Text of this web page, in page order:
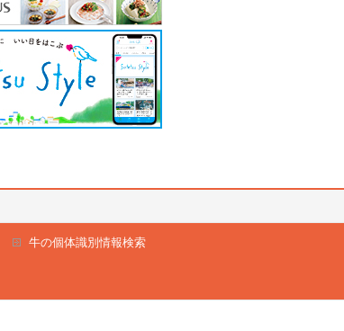
牛の個体識別情報検索